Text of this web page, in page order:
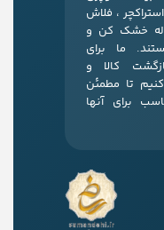
، فلاش
خشک کن و
ما برای
کالا و
تا مطمئن
برای آنها